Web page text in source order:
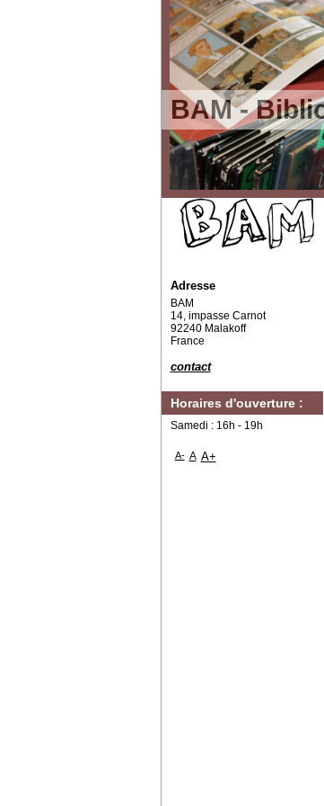
BAM -
Adresse
BAM
14, impasse Carnot
92240 Malakoff
France
contact
Horaires d'ouverture :
Samedi : 16h - 19h
A- A A+